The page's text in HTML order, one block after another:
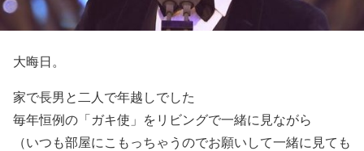
大晦日。
家で長男と二人で年越しでした
毎年恒例の「ガキ使」をリビングで一緒に見ながら
（いつも部屋にこもっちゃうのでお願いして一緒に見ても